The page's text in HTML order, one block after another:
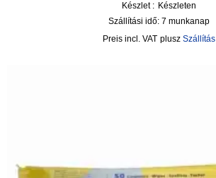
Készlet : Készleten
Szállítási idő: 7 munkanap
incl. VAT plusz Szállítás